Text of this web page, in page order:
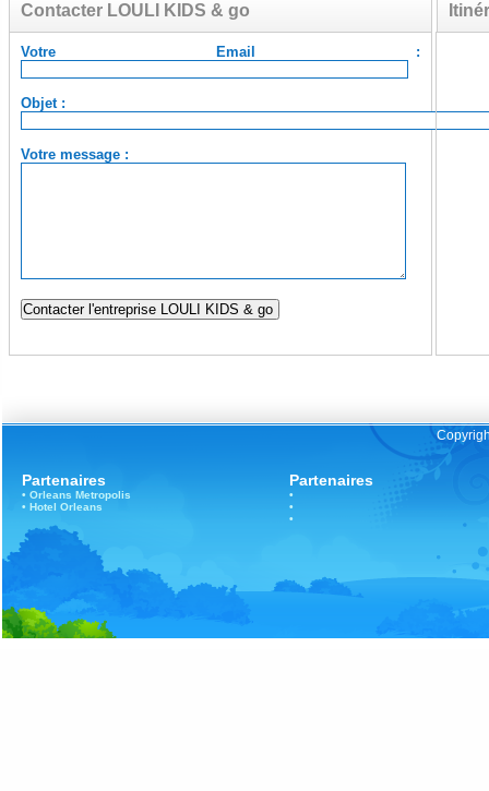
Contacter LOULI KIDS & go
Votre Email :
Objet :
Votre message :
Partenaires
• Orleans Metropolis
• Hotel Orleans
Partenaires
•
•
•